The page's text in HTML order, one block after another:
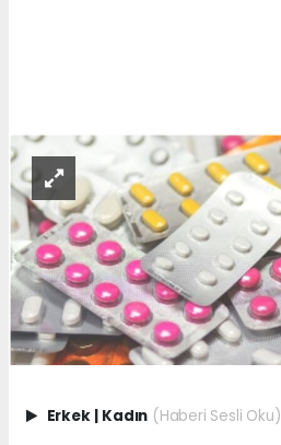
Erkek | Kadın (Haberi Sesli Oku)